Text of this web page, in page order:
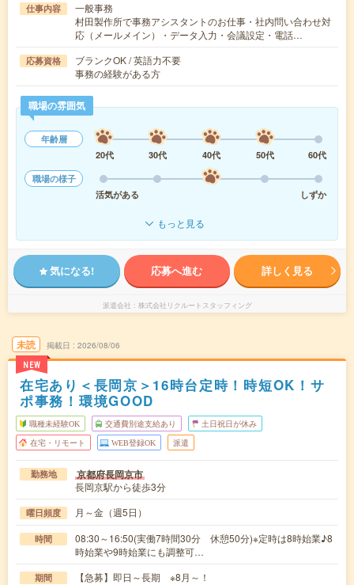
仕事内容
一般事務
村田製作所で事務アシスタントのお仕事・社内問い合わせ対
応（メールメイン）・データ入力・会議設定・電話…
応募資格
ブランクOK / 英語力不要
事務の経験がある方
職場の雰囲気
年齢層
20代
30代 40代 50代
60代
職場の様子
活気がある
しずか
もっと見る
気になる! 応募へ進む 詳しく見る
派遣会社 株式会社リクルートスタッフィング
未読
NEW
掲載日 2026/08/06
在宅あり＜長岡京＞16時台定時！時短OK！サ
ポ事務！環境GOOD
職種未経験OK 交通費別途支給あり 土日祝日が休み
在宅・リモート WEB登録OK 派遣
勤務地 京都府長岡京市
長岡京駅から徒歩3分
曜日頻度 月～金（週5日）
時間
08:30～16:50(実働7時間30分 休憩50分)※定時は8時始業♪8
時始業や9時始業にも調整可…
期間 【急募】即日～長期 ※8月～！